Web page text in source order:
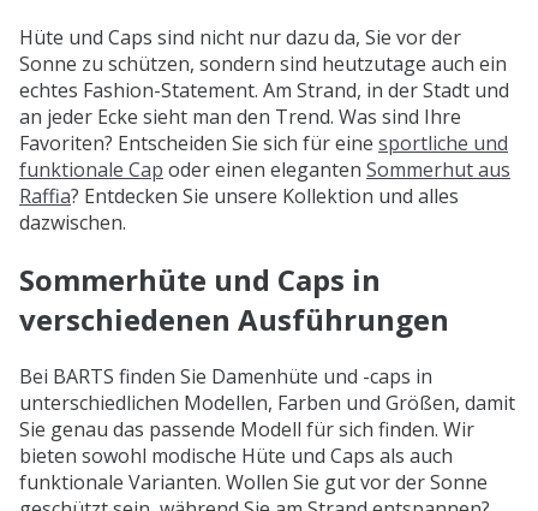
Hüte und Caps sind nicht nur dazu da, Sie vor der
Sonne zu schützen, sondern sind heutzutage auch ein
echtes Fashion-Statement. Am Strand, in der Stadt und
an jeder Ecke sieht man den Trend. Was sind Ihre
Favoriten? Entscheiden Sie sich für eine sportliche und
funktionale Cap oder einen eleganten Sommerhut aus
Raffia? Entdecken Sie unsere Kollektion und alles
dazwischen.
Sommerhüte und Caps in
verschiedenen Ausführungen
Bei BARTS finden Sie Damenhüte und -caps in
unterschiedlichen Modellen, Farben und Größen, damit
Sie genau das passende Modell für sich finden. Wir
bieten sowohl modische Hüte und Caps als auch
funktionale Varianten. Wollen Sie gut vor der Sonne